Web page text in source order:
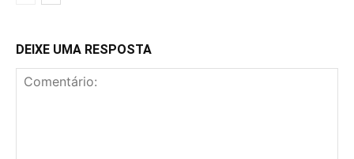
DEIXE UMA RESPOSTA